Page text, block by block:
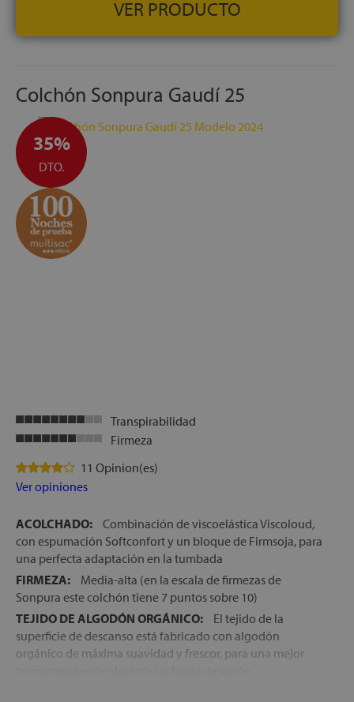
VER PRODUCTO
Colchón Sonpura Gaudí 25
35%
DTO.
Transpirabilidad
Firmeza
11 Opinion(es)
Ver opiniones
ACOLCHADO:
Combinación de viscoelástica Viscoloud,
con espumación Softconfort y un bloque de Firmsoja, para
una perfecta adaptación en la tumbada
FIRMEZA:
Media-alta (en la escala de firmezas de
Sonpura este colchón tiene 7 puntos sobre 10)
TEJIDO DE ALGODÓN ORGÁNICO:
El tejido de la
superficie de descanso está fabricado con algodón
orgánico de máxima suavidad y frescor, para una mejor